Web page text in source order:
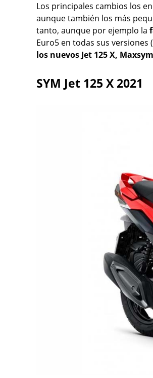
Los principales cambios los
aunque también los más
tanto, aunque por ejemplo la
Euro5 en todas sus versiones
los nuevos Jet 125 X,
SYM Jet 125 X 2021